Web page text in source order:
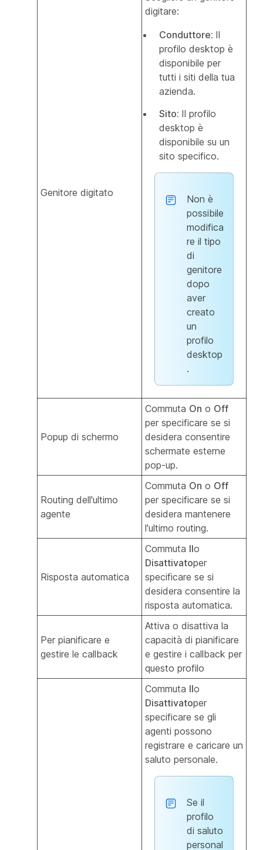
Genitore digitato
digitare:
Conduttore: Il
profilo desktop è
disponibile per
tutti i siti della tua
azienda.
Sito: Il profilo
desktop è
disponibile su un
sito specifico.
Non è
possibile
modifica
re il tipo
di
genitore
dopo
aver
creato
un
profilo
desktop
.
Popup di schermo
Commuta On o Off
per specificare se si
desidera consentire
schermate esterne
pop-up.
Routing dell'ultimo
agente
Commuta On o Off
per specificare se si
desidera mantenere
l'ultimo routing.
Risposta automatica
Commuta Ilo
Disattivatoper
specificare se si
desidera consentire la
risposta automatica.
Per pianificare e
gestire le callback
Attiva o disattiva la
capacità di pianificare
e gestire i callback per
questo profilo
Commuta Ilo
Disattivatoper
specificare se gli
agenti possono
registrare e caricare un
saluto personale.
Se il
profilo
di saluto
personal